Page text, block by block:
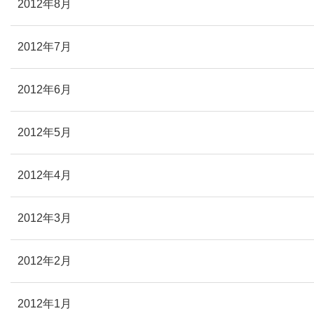
2012年8月
2012年7月
2012年6月
2012年5月
2012年4月
2012年3月
2012年2月
2012年1月